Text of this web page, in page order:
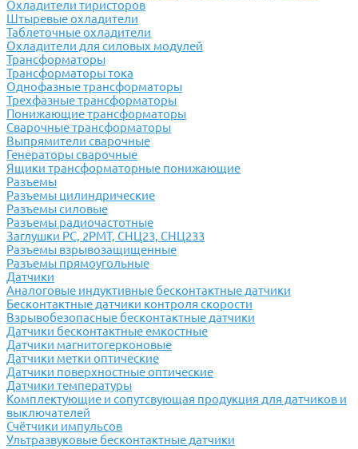
Охладители тиристоров
Штыревые охладители
Таблеточные охладители
Охладители для силовых модулей
Трансформаторы
Трансформаторы тока
Однофазные трансформаторы
Трехфазные трансформаторы
Понижающие трансформаторы
Сварочные трансформаторы
Выпрямители сварочные
Генераторы сварочные
Ящики трансформаторные понижающие
Разъемы
Разъемы цилиндрические
Разъемы силовые
Разъемы радиочастотные
Заглушки РС, 2РМТ, СНЦ23, СНЦ233
Разъемы взрывозащищенные
Разъемы прямоугольные
Датчики
Аналоговые индуктивные бесконтактные датчики
Бесконтактные датчики контроля скорости
Взрывобезопасные бесконтактные датчики
Датчики бесконтактные емкостные
Датчики магнитогерконовые
Датчики метки оптические
Датчики поверхностные оптические
Датчики температуры
Комплектующие и сопутсвующая продукция для датчиков и
выключателей
Счётчики импульсов
Ультразвуковые бесконтактные датчики